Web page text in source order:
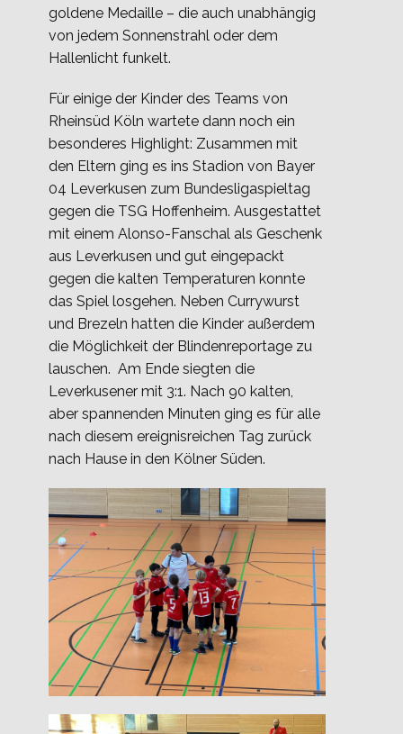
goldene Medaille – die auch unabhängig
von jedem Sonnenstrahl oder dem
Hallenlicht funkelt.
Für einige der Kinder des Teams von
Rheinsüd Köln wartete dann noch ein
besonderes Highlight: Zusammen mit
den Eltern ging es ins Stadion von Bayer
04 Leverkusen zum Bundesligaspieltag
gegen die TSG Hoffenheim. Ausgestattet
mit einem Alonso-Fanschal als Geschenk
aus Leverkusen und gut eingepackt
gegen die kalten Temperaturen konnte
das Spiel losgehen. Neben Currywurst
und Brezeln hatten die Kinder außerdem
die Möglichkeit der Blindenreportage zu
lauschen. Am Ende siegten die
Leverkusener mit 3:1. Nach 90 kalten,
aber spannenden Minuten ging es für alle
nach diesem ereignisreichen Tag zurück
nach Hause in den Kölner Süden.